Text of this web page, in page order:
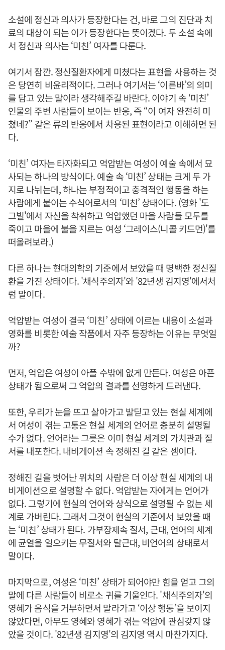
소설에 정신과 의사가 등장한다는 건, 바로 그의 진단과 치
료의 대상이 되는 이가 등장한다는 뜻이겠다. 두 소설 속에
서 정신과 의사는 ‘미친’ 여자를 다룬다.
여기서 잠깐. 정신질환자에게 미쳤다는 표현을 사용하는 것
은 당연히 비윤리적이다. 그러나 여기서는 ‘이른바’의 의미
를 담고 있는 말이라 생각해주길 바란다. 이야기 속 ‘미친’
인물의 주변 사람들이 보이는 반응, 즉 “이 여자 완전히 미
쳤네?” 같은 류의 반응에서 차용된 표현이라고 이해하면 된
다.
‘미친’ 여자는 타자화되고 억압받는 여성이 예술 속에서 묘
사되는 하나의 방식이다. 예술 속 ‘미친’ 상태는 크게 두 가
지로 나뉘는데, 하나는 부정적이고 충격적인 행동을 하는
사람에게 붙이는 수식어로서의 ‘미친’ 상태이다. (영화 '도
그빌'에서 자신을 착취하고 억압했던 마을 사람들 모두를
죽이고 마을에 불을 지르는 여성 ‘그레이스(니콜 키드먼)'를
떠올려보라.)
다른 하나는 현대의학의 기준에서 보았을 때 명백한 정신질
환을 가진 상태이다. '채식주의자'와 '82년생 김지영'에서처
럼 말이다.
억압받는 여성이 결국 ‘미친’ 상태에 이르는 내용이 소설과
영화를 비롯한 예술 작품에서 자주 등장하는 이유는 무엇일
까?
먼저, 억압은 여성이 아플 수밖에 없게 만든다. 여성은 아픈
상태가 됨으로써 그 억압의 결과를 선명하게 드러낸다.
또한, 우리가 눈을 뜨고 살아가고 발딛고 있는 현실 세계에
서 여성이 겪는 고통은 현실 세계의 언어로 충분히 설명될
수가 없다. 언어라는 그릇은 이미 현실 세계의 가치관과 질
서를 내포한다. 내비게이션 속 정해진 길 같은 셈이다.
정해진 길을 벗어난 위치의 사람은 더 이상 현실 세계의 내
비게이션으로 설명할 수 없다. 억압받는 자에게는 언어가
없다. 그렇기에 현실의 언어와 상식으로 설명될 수 없는 세
계로 가버린다. 그래서 그것이 현실의 기준에서 보았을 때
는 ‘미친’ 상태가 된다. 가부장제속 질서, 근대, 언어의 세계
에 균열을 일으키는 무질서와 탈근대, 비언어의 상태로서
말이다.
마지막으로, 여성은 ‘미친’ 상태가 되어야만 힘을 얻고 그의
말에 다른 사람들이 비로소 귀를 기울인다. '채식주의자'의
영혜가 음식을 거부하면서 말라가고 ‘이상 행동’을 보이지
않았다면, 아무도 영혜와 영혜가 겪는 억압에 관심갖지 않
았을 것이다. '82년생 김지영'의 김지영 역시 마찬가지다.